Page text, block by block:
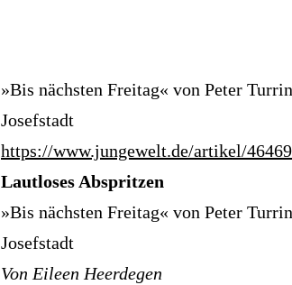
»Bis nächsten Freitag« von Peter
Josefstadt
https://www.jungewelt.de/artikel/
Lautloses Abspritzen
»Bis nächsten Freitag« von Peter
Josefstadt
Von Eileen Heerdegen